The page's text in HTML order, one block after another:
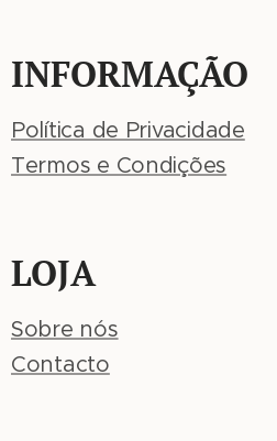
INFORMAÇÃO
Política de Privacidade
Termos e Condições
LOJA
Sobre nós
Contacto